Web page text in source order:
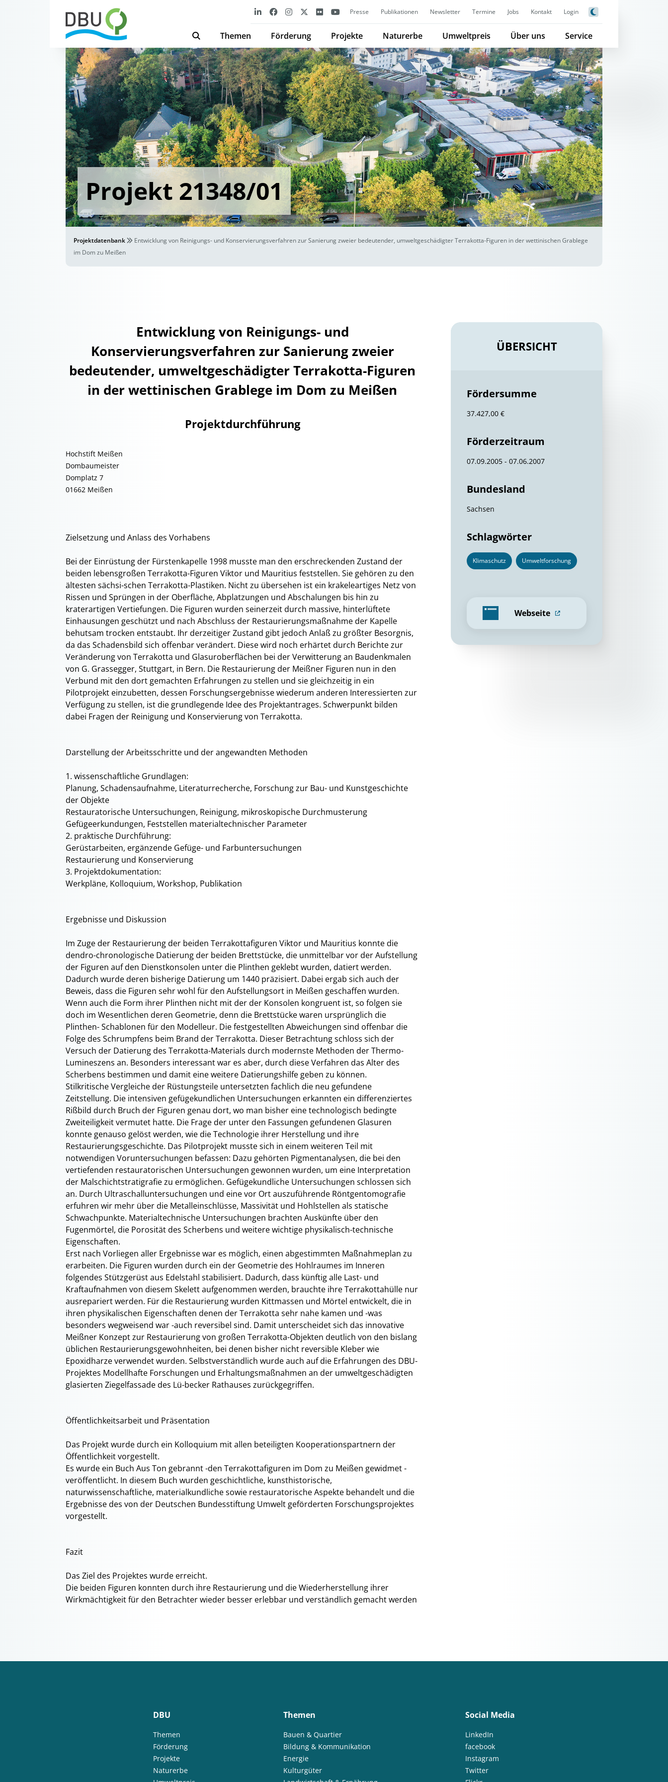
Presse Publikationen Newsletter Termine Jobs Kontakt Login
Themen Förderung Projekte Naturerbe Umweltpreis Über uns Service
Projekt 21348/01
Projektdatenbank
Entwicklung von Reinigungs- und Konservierungsverfahren zur Sanierung zweier bedeutender, umweltgeschädigter Terrakotta-Figuren in der wettinischen Grablege
im Dom zu Meißen
Entwicklung von Reinigungs- und
Konservierungsverfahren zur Sanierung zweier
bedeutender, umweltgeschädigter Terrakotta-Figuren
in der wettinischen Grablege im Dom zu Meißen
Projektdurchführung
Hochstift Meißen
Dombaumeister
Domplatz 7
01662 Meißen
Zielsetzung und Anlass des Vorhabens
Bei der Einrüstung der Fürstenkapelle 1998 musste man den erschreckenden Zustand der
beiden lebensgroßen Terrakotta-Figuren Viktor und Mauritius feststellen. Sie gehören zu den
ältesten sächsi-schen Terrakotta-Plastiken. Nicht zu übersehen ist ein krakeleartiges Netz von
Rissen und Sprüngen in der Oberfläche, Abplatzungen und Abschalungen bis hin zu
kraterartigen Vertiefungen. Die Figuren wurden seinerzeit durch massive, hinterlüftete
Einhausungen geschützt und nach Abschluss der Restaurierungsmaßnahme der Kapelle
behutsam trocken entstaubt. Ihr derzeitiger Zustand gibt jedoch Anlaß zu größter Besorgnis,
da das Schadensbild sich offenbar verändert. Diese wird noch erhärtet durch Berichte zur
Veränderung von Terrakotta und Glasuroberflächen bei der Verwitterung an Baudenkmalen
von G. Grassegger, Stuttgart, in Bern. Die Restaurierung der Meißner Figuren nun in den
Verbund mit den dort gemachten Erfahrungen zu stellen und sie gleichzeitig in ein
Pilotprojekt einzubetten, dessen Forschungsergebnisse wiederum anderen Interessierten zur
Verfügung zu stellen, ist die grundlegende Idee des Projektantrages. Schwerpunkt bilden
dabei Fragen der Reinigung und Konservierung von Terrakotta.
Darstellung der Arbeitsschritte und der angewandten Methoden
1. wissenschaftliche Grundlagen:
Planung, Schadensaufnahme, Literaturrecherche, Forschung zur Bau- und Kunstgeschichte
der Objekte
Restauratorische Untersuchungen, Reinigung, mikroskopische Durchmusterung
Gefügeerkundungen, Feststellen materialtechnischer Parameter
2. praktische Durchführung:
Gerüstarbeiten, ergänzende Gefüge- und Farbuntersuchungen
Restaurierung und Konservierung
3. Projektdokumentation:
Werkpläne, Kolloquium, Workshop, Publikation
Ergebnisse und Diskussion
Im Zuge der Restaurierung der beiden Terrakottafiguren Viktor und Mauritius konnte die
dendro-chronologische Datierung der beiden Brettstücke, die unmittelbar vor der Aufstellung
der Figuren auf den Dienstkonsolen unter die Plinthen geklebt wurden, datiert werden.
Dadurch wurde deren bisherige Datierung um 1440 präzisiert. Dabei ergab sich auch der
Beweis, dass die Figuren sehr wohl für den Aufstellungsort in Meißen geschaffen wurden.
Wenn auch die Form ihrer Plinthen nicht mit der der Konsolen kongruent ist, so folgen sie
doch im Wesentlichen deren Geometrie, denn die Brettstücke waren ursprünglich die
Plinthen- Schablonen für den Modelleur. Die festgestellten Abweichungen sind offenbar die
Folge des Schrumpfens beim Brand der Terrakotta. Dieser Betrachtung schloss sich der
Versuch der Datierung des Terrakotta-Materials durch modernste Methoden der Thermo-
Lumineszens an. Besonders interessant war es aber, durch diese Verfahren das Alter des
Scherbens bestimmen und damit eine weitere Datierungshilfe geben zu können.
Stilkritische Vergleiche der Rüstungsteile untersetzten fachlich die neu gefundene
Zeitstellung. Die intensiven gefügekundlichen Untersuchungen erkannten ein differenziertes
Rißbild durch Bruch der Figuren genau dort, wo man bisher eine technologisch bedingte
Zweiteiligkeit vermutet hatte. Die Frage der unter den Fassungen gefundenen Glasuren
konnte genauso gelöst werden, wie die Technologie ihrer Herstellung und ihre
Restaurierungsgeschichte. Das Pilotprojekt musste sich in einem weiteren Teil mit
notwendigen Voruntersuchungen befassen: Dazu gehörten Pigmentanalysen, die bei den
vertiefenden restauratorischen Untersuchungen gewonnen wurden, um eine Interpretation
der Malschichtstratigrafie zu ermöglichen. Gefügekundliche Untersuchungen schlossen sich
an. Durch Ultraschalluntersuchungen und eine vor Ort auszuführende Röntgentomografie
erfuhren wir mehr über die Metalleinschlüsse, Massivität und Hohlstellen als statische
Schwachpunkte. Materialtechnische Untersuchungen brachten Auskünfte über den
Fugenmörtel, die Porosität des Scherbens und weitere wichtige physikalisch-technische
Eigenschaften.
Erst nach Vorliegen aller Ergebnisse war es möglich, einen abgestimmten Maßnahmeplan zu
erarbeiten. Die Figuren wurden durch ein der Geometrie des Hohlraumes im Inneren
folgendes Stützgerüst aus Edelstahl stabilisiert. Dadurch, dass künftig alle Last- und
Kraftaufnahmen von diesem Skelett aufgenommen werden, brauchte ihre Terrakottahülle nur
ausrepariert werden. Für die Restaurierung wurden Kittmassen und Mörtel entwickelt, die in
ihren physikalischen Eigenschaften denen der Terrakotta sehr nahe kamen und -was
besonders wegweisend war -auch reversibel sind. Damit unterscheidet sich das innovative
Meißner Konzept zur Restaurierung von großen Terrakotta-Objekten deutlich von den bislang
üblichen Restaurierungsgewohnheiten, bei denen bisher nicht reversible Kleber wie
Epoxidharze verwendet wurden. Selbstverständlich wurde auch auf die Erfahrungen des DBU-
Projektes Modellhafte Forschungen und Erhaltungsmaßnahmen an der umweltgeschädigten
glasierten Ziegelfassade des Lü-becker Rathauses zurückgegriffen.
Öffentlichkeitsarbeit und Präsentation
Das Projekt wurde durch ein Kolloquium mit allen beteiligten Kooperationspartnern der
Öffentlichkeit vorgestellt.
Es wurde ein Buch Aus Ton gebrannt -den Terrakottafiguren im Dom zu Meißen gewidmet -
veröffentlicht. In diesem Buch wurden geschichtliche, kunsthistorische,
naturwissenschaftliche, materialkundliche sowie restauratorische Aspekte behandelt und die
Ergebnisse des von der Deutschen Bundesstiftung Umwelt geförderten Forschungsprojektes
vorgestellt.
Fazit
Das Ziel des Projektes wurde erreicht.
Die beiden Figuren konnten durch ihre Restaurierung und die Wiederherstellung ihrer
Wirkmächtigkeit für den Betrachter wieder besser erlebbar und verständlich gemacht werden
ÜBERSICHT
Fördersumme
37.427,00 €
Förderzeitraum
07.09.2005 - 07.06.2007
Bundesland
Sachsen
Schlagwörter
Klimaschutz Umweltforschung
Webseite
DBU
Themen
Förderung
Projekte
Naturerbe
Themen
Bauen & Quartier
Bildung & Kommunikation
Energie
Kulturgüter
Social Media
LinkedIn
facebook
Instagram
Twitter